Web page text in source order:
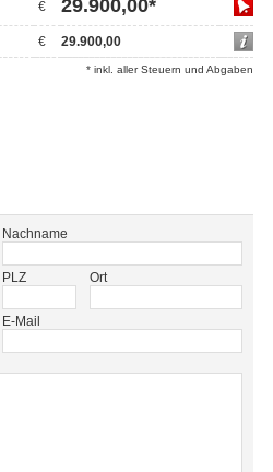
€ 29.900,00*
€ 29.900,00
* inkl. aller Steuern und Abgaben
Nachname
PLZ Ort
E-Mail